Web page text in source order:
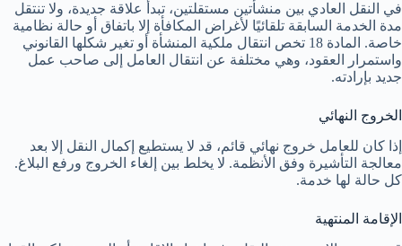
في النقل العادي بين منشأتين مستقلتين، تبدأ علاقة جديدة، ولا تنتقل
مدة الخدمة السابقة تلقائيًا لأغراض المكافأة إلا باتفاق أو حالة نظامية
خاصة. المادة 18 تخص انتقال ملكية المنشأة أو تغير شكلها القانوني
واستمرار العقود، وهي مختلفة عن انتقال العامل إلى صاحب عمل
جديد بإرادته.
الخروج النهائي
إذا كان للعامل خروج نهائي قائم، قد لا يستطيع إكمال النقل إلا بعد
معالجة التأشيرة وفق الأنظمة. لا يخلط بين إلغاء الخروج ورفع البلاغ.
كل حالة لها خدمة.
الإقامة المنتهية